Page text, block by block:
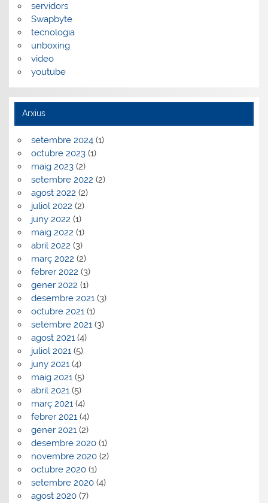
servidors
Swapbyte
tecnologia
unboxing
video
youtube
Arxius
setembre 2024(1)
octubre 2023(1)
maig 2023(2)
setembre 2022 (2)
agost 2022 (2)
juliol 2022 (2)
juny 2022 (1)
maig 2022 (1)
abril 2022 (3)
març 2022 (2)
febrer 2022 (3)
gener 2022 (1)
desembre 2021(3)
octubre 2021(1)
setembre 2021(3)
agost 2021(4)
juliol 2021(5)
juny 2021(4)
maig 2021(5)
abril 2021(5)
març 2021(4)
febrer 2021(4)
gener 2021(2)
desembre 2020(1)
novembre 2020(2)
octubre 2020(1)
setembre 2020(4)
agost 2020(7)